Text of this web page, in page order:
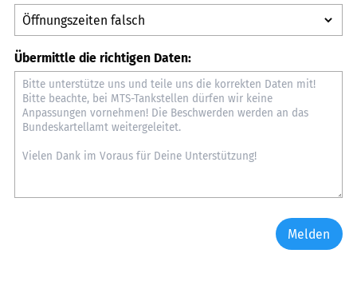
Übermittle die richtigen Daten:
Melden